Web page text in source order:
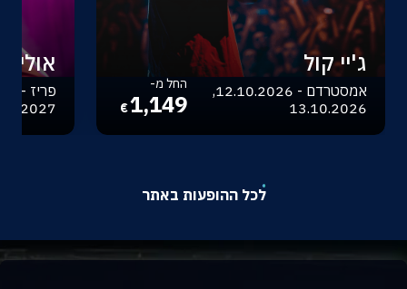
ג'יי קול
אמסטרדם - 12.10.2026,
13.10.2026
החל מ-
1,149
€
לכל ההופעות באתר